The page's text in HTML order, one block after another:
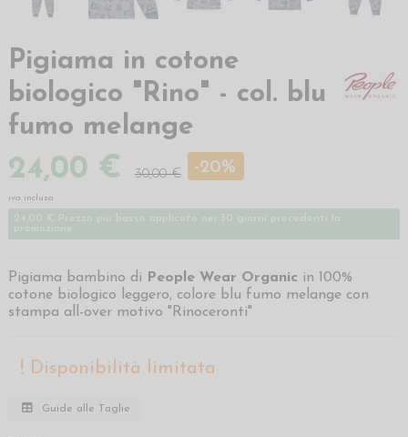
Pigiama in cotone
biologico "Rino" - col. blu
fumo melange
24,00 € 30,00 € -20%
iva inclusa
24,00 € Prezzo più basso applicato nei 30 giorni precedenti la
promozione
Pigiama bambino di People Wear Organic in 100%
cotone biologico leggero, colore blu fumo melange con
stampa all-over motivo "Rinoceronti"
Disponibilità limitata
Guide alle Taglie